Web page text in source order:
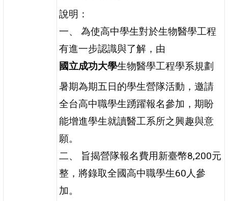
說明：
一、 為使高中學生對於生物醫學工程
有進一步認識與了解，由
國立成功大學生物醫學工程學系規劃
暑期為期五日的學生營隊活動，邀請
全台高中職學生踴躍報名參加，期盼
能增進學生就讀醫工系所之興趣與意
願。
二、 旨揭營隊報名費用新臺幣8,200元
整，將錄取全國高中職學生60人參
加。